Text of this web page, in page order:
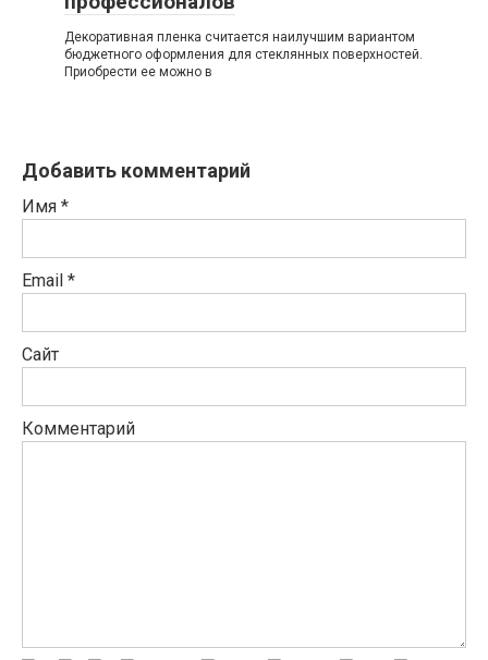
Декоративная пленка считается наилучшим вариантом
бюджетного оформления для стеклянных поверхностей.
Приобрести ее можно в
Добавить комментарий
Имя *
Email *
Сайт
Комментарий